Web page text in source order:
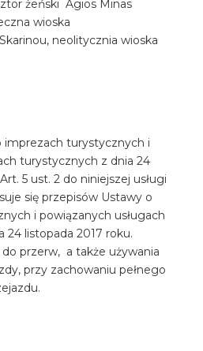
żeński Agios Minas
wioska
neolitycznia wioska
imprezach turystycznych i
turystycznych z dnia 24
5 ust. 2 do niniejszej usługi
się przepisów Ustawy o
i powiązanych usługach
listopada 2017 roku.
przerw, a także używania
przy zachowaniu pełnego